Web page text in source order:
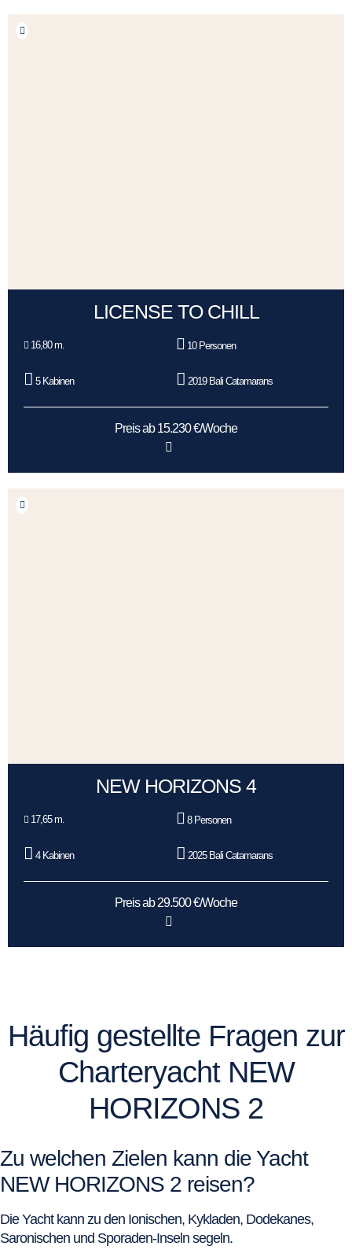
LICENSE TO CHILL
16,80 m. 10 Personen
5 Kabinen 2019 Bali Catamarans
Preis ab 15.230 €/Woche
NEW HORIZONS 4
17,65 m. 8 Personen
4 Kabinen 2025 Bali Catamarans
Preis ab 29.500 €/Woche
Häufig gestellte Fragen zur
Charteryacht NEW
HORIZONS 2
Zu welchen Zielen kann die Yacht
NEW HORIZONS 2 reisen?
Die Yacht kann zu den Ionischen, Kykladen, Dodekanes,
Saronischen und Sporaden-Inseln segeln.